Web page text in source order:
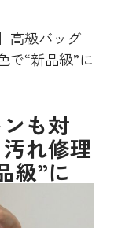
高級バッグ
で“新品級”に
も対
れ修理
級”に